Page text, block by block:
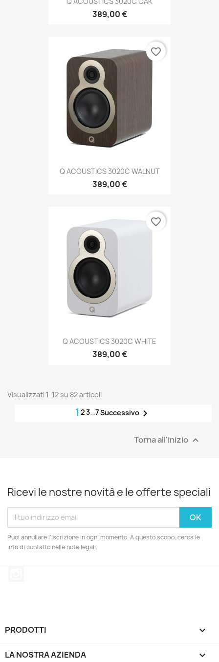
389,00 €
Q ACOUSTICS 3020C WALNUT
389,00 €
favorite_border
Q ACOUSTICS 3020C WHITE
389,00 €
favorite_border
Visualizzati 1-12 su 82 articoli
1 23…7Successivo 
Torna all'inizio 
Ricevi le nostre novità e le offerte speciali
Puoi annullare l'iscrizione in ogni momento. A questo scopo, cerca le
info di contatto nelle note legali.
PRODOTTI 
LA NOSTRA AZIENDA 